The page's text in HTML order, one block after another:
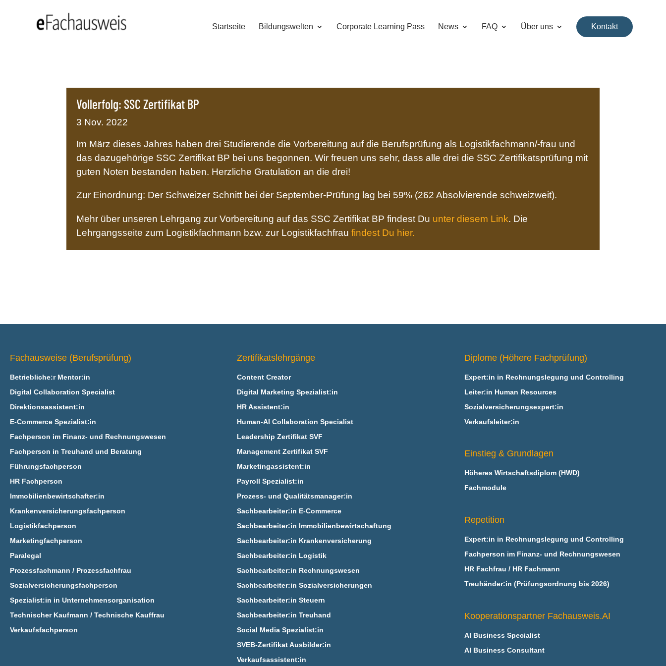
Startseite Bildungswelten Corporate Learning Pass News FAQ Über uns Kontakt
Vollerfolg: SSC Zertifikat BP
3 Nov. 2022
Im März dieses Jahres haben drei Studierende die Vorbereitung auf die Berufsprüfung als Logistikfachmann/-frau und
das dazugehörige SSC Zertifikat BP bei uns begonnen. Wir freuen uns sehr, dass alle drei die SSC Zertifikatsprüfung mit
guten Noten bestanden haben. Herzliche Gratulation an die drei!
Zur Einordnung: Der Schweizer Schnitt bei der September-Prüfung lag bei 59% (262 Absolvierende schweizweit).
Mehr über unseren Lehrgang zur Vorbereitung auf das SSC Zertifikat BP findest Du unter diesem Link. Die
Lehrgangsseite zum Logistikfachmann bzw. zur Logistikfachfrau findest Du hier.
Fachausweise (Berufsprüfung)
Betriebliche:r Mentor:in
Digital Collaboration Specialist
Direktionsassistent:in
E‑Commerce Spezialist:in
Fachperson im Finanz- und Rechnungswesen
Fachperson in Treuhand und Beratung
Führungsfachperson
HR Fachperson
Immobilienbewirtschafter:in
Krankenversicherungsfachperson
Logistikfachperson
Marketingfachperson
Paralegal
Prozessfachmann / Prozessfachfrau
Sozialversicherungsfachperson
Spezialist:in in Unternehmensorganisation
Technischer Kaufmann / Technische Kauffrau
Verkaufsfachperson
Zertifikatslehrgänge
Content Creator
Digital Marketing Spezialist:in
HR Assistent:in
Human-AI Collaboration Specialist
Leadership Zertifikat SVF
Management Zertifikat SVF
Marketingassistent:in
Payroll Spezialist:in
Prozess- und Qualitätsmanager:in
Sachbearbeiter:in E‑Commerce
Sachbearbeiter:in Immobilienbewirtschaftung
Sachbearbeiter:in Krankenversicherung
Sachbearbeiter:in Logistik
Sachbearbeiter:in Rechnungswesen
Sachbearbeiter:in Sozialversicherungen
Sachbearbeiter:in Steuern
Sachbearbeiter:in Treuhand
Social Media Spezialist:in
SVEB-Zertifikat Ausbilder:in
Verkaufsassistent:in
Diplome (Höhere Fachprüfung)
Expert:in in Rechnungslegung und Controlling
Leiter:in Human Resources
Sozialversicherungsexpert:in
Verkaufsleiter:in
Einstieg & Grundlagen
Höheres Wirtschaftsdiplom (HWD)
Fachmodule
Repetition
Expert:in in Rechnungslegung und Controlling
Fachperson im Finanz- und Rechnungswesen
HR Fachfrau / HR Fachmann
Treuhänder:in (Prüfungsordnung bis 2026)
Kooperationspartner Fachausweis.AI
AI Business Specialist
AI Business Consultant